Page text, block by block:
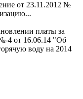
от 23.11.2012 №
платы за
4 от 16.06.14 "Об
воду на 2014